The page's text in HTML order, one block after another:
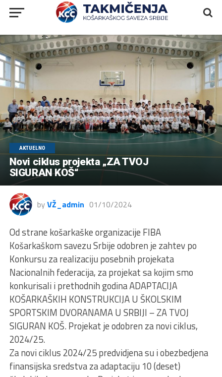
AKTUELNO
Novi ciklus projekta „ZA TVOJ
SIGURAN KOŠ“
by VŽ_admin 01/10/2024
Od strane košarkaške organizacije FIBA
Košarkaškom savezu Srbije odobren je zahtev po
Konkursu za realizaciju posebnih projekata
Nacionalnih federacija, za projekat sa kojim smo
konkurisali i prethodnih godina ADAPTACIJA
KOŠARKAŠKIH KONSTRUKCIJA U ŠKOLSKIM
SPORTSKIM DVORANAMA U SRBIJI – ZA TVOJ
SIGURAN KOŠ. Projekat je odobren za novi ciklus,
2024/25.
Za novi ciklus 2024/25 predvidjena su i obezbedjena
finansijska sredstva za adaptaciju 10 (deset)